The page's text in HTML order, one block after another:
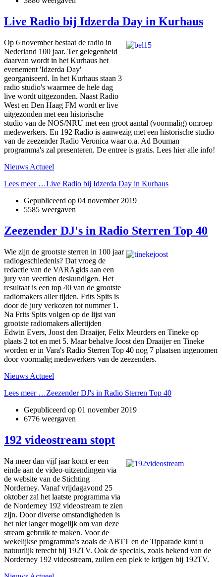
Live Radio bij Idzerda Day in Kurhaus
Op 6 november bestaat de radio in
Nederland 100 jaar. Ter gelegenheid
daarvan wordt in het Kurhaus het
evenement 'Idzerda Day'
georganiseerd. In het Kurhaus staan 3
radio studio's waarmee de hele dag
live wordt uitgezonden. Naast Radio
West en Den Haag FM wordt er live
uitgezonden met een historische
studio van de NOS/NRU met een groot aantal (voormalig) omroep
medewerkers. En 192 Radio is aanwezig met een historische studio
van de zeezender Radio Veronica waar o.a. Ad Bouman
programma's zal presenteren. De entree is gratis. Lees hier alle info!
Nieuws Actueel
Lees meer …Live Radio bij Idzerda Day in Kurhaus
Gepubliceerd op 04 november 2019
5585 weergaven
Zeezender DJ's in Radio Sterren Top 40
Wie zijn de grootste sterren in 100 jaar
radiogeschiedenis? Dat vroeg de
redactie van de VARAgids aan een
jury van veertien deskundigen. Het
resultaat is een top 40 van de grootste
radiomakers aller tijden. Frits Spits is
door de jury verkozen tot nummer 1.
Na Frits Spits volgen op de lijst van
grootste radiomakers allertijden
Edwin Evers, Joost den Draaijer, Felix Meurders en Tineke op
plaats 2 tot en met 5. Maar behalve Joost den Draaijer en Tineke
worden er in Vara's Radio Sterren Top 40 nog 7 plaatsen ingenomen
door voormalig medewerkers van de zeezenders.
Nieuws Actueel
Lees meer …Zeezender DJ's in Radio Sterren Top 40
Gepubliceerd op 01 november 2019
6776 weergaven
192 videostream stopt
Na meer dan vijf jaar komt er een
einde aan de video-uitzendingen via
de website van de Stichting
Norderney. Vanaf vrijdagavond 25
oktober zal het laatste programma via
de Norderney 192 videostream te zien
zijn. Door diverse omstandigheden is
het niet langer mogelijk om van deze
stream gebruik te maken. Voor de
wekelijkse programma's zoals de ABTT en de Tipparade kunt u
natuurlijk terecht bij 192TV. Ook de specials, zoals bekend van de
Norderney 192 videostream, zullen een plek te krijgen bij 192TV.